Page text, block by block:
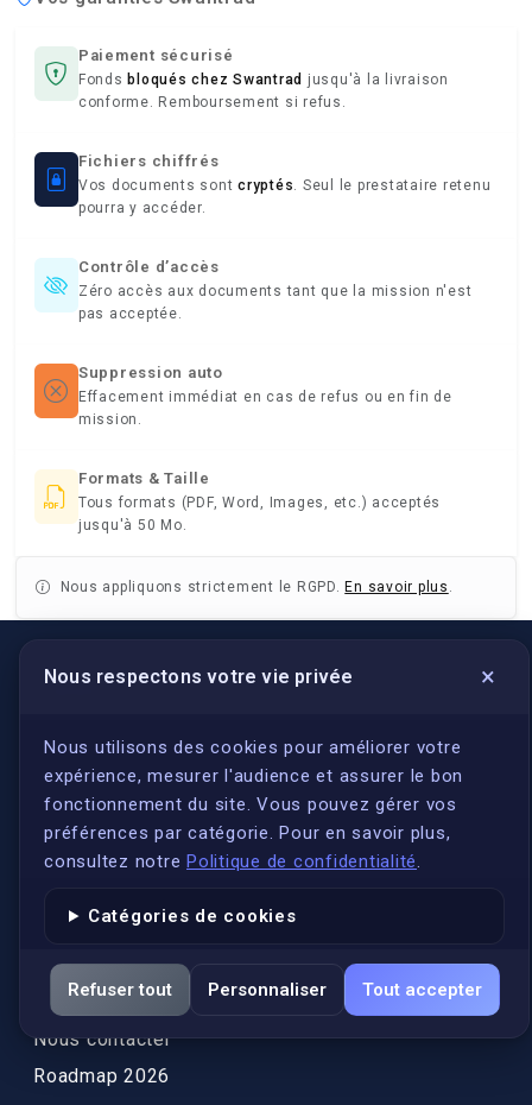
Paiement sécurisé
Fonds bloqués chez Swantrad jusqu'à la livraison
conforme. Remboursement si refus.
Fichiers chiffrés
Vos documents sont cryptés. Seul le prestataire retenu
pourra y accéder.
Contrôle d’accès
Zéro accès aux documents tant que la mission n'est
pas acceptée.
Suppression auto
Effacement immédiat en cas de refus ou en fin de
mission.
Formats & Taille
Tous formats (PDF, Word, Images, etc.) acceptés
jusqu'à 50 Mo.
Nous appliquons strictement le RGPD. En savoir plus .
Nous respectons votre vie privée ×
Nous utilisons des cookies pour améliorer votre
expérience, mesurer l'audience et assurer le bon
fonctionnement du site. Vous pouvez gérer vos
préférences par catégorie. Pour en savoir plus,
consultez notre Politique de confidentialité.
Catégories de cookies
Refuser tout Personnaliser Tout accepter
LIENS UTILES
S'inscrire
Qui sommes-nous ?
Conformité
Annuaires des traducteurs assermentés
Actualités
Services
FAQ
Nous contacter
Roadmap 2026